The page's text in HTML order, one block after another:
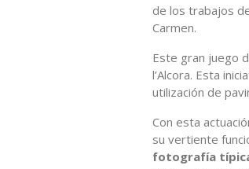
de los trabajos
Carmen.
Este gran juego
l’Alcora. Esta
utilización de
Con esta
su vertiente
fotografía